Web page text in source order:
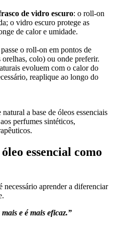
de vidro escuro: o roll‑on
o vidro escuro protege as
de calor e umidade.
passe o roll‑on em pontos de
orelhas, colo) ou onde preferir.
evoluem com o calor do
reaplique ao longo do
a base de óleos essenciais
perfumes sintéticos,
essencial como
aprender a diferenciar
e é mais eficaz.”